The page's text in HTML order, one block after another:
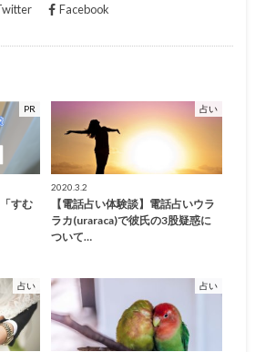
Facebook
PR
すむ
占い
2020.3.2
【電話占い体験談】電話占いウラ
ラカ(uraraca)で彼氏の3股疑惑に
ついて…
占い 占い